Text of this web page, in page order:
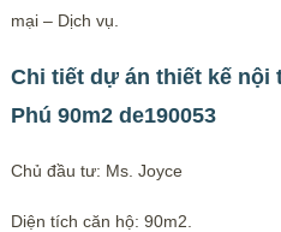
mại – Dịch vụ.
Chi tiết dự án thiết kế nội
Phú 90m2 de190053
Chủ đầu tư: Ms. Joyce
Diện tích căn hộ: 90m2.